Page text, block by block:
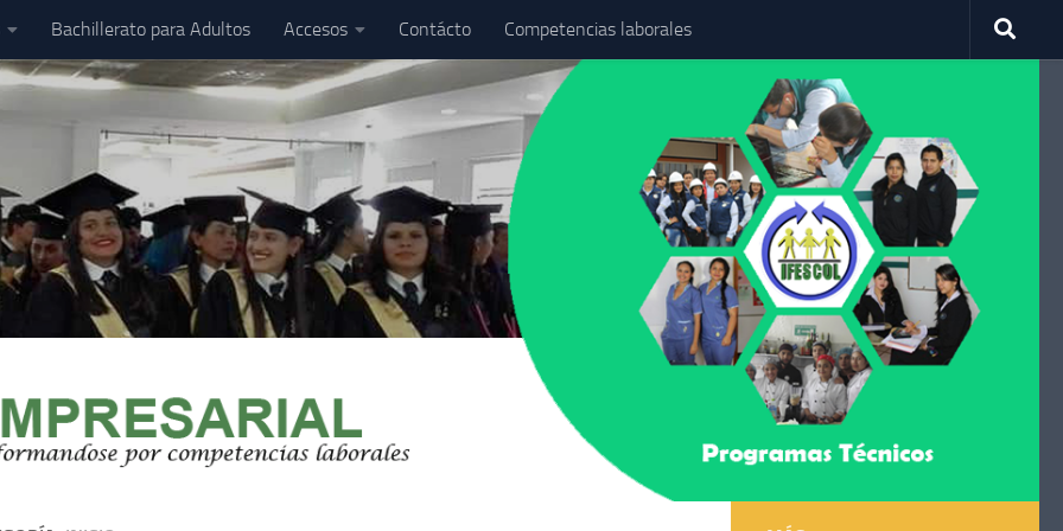
Bachillerato para Adultos Accesos Contácto Competencias laborales